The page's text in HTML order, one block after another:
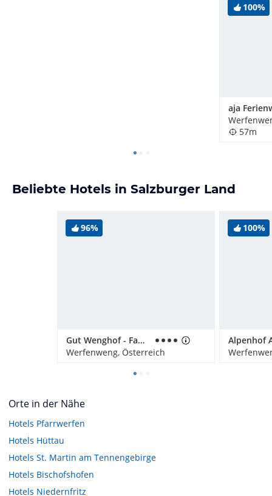
100%
57m
Beliebte Hotels in Salzburger Land
96%
Gut Wenghof - Family Resort
Werfenweng, Österreich
100%
Orte in der Nähe
Hotels Pfarrwerfen
Hotels Hüttau
Hotels St. Martin am Tennengebirge
Hotels Bischofshofen
Hotels Niedernfritz